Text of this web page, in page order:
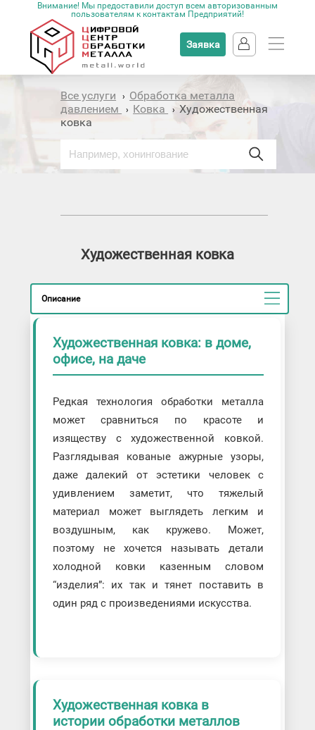
Внимание! Мы предоставили доступ всем авторизованным
пользователям к контактам Предприятий!
Заявка
Все услуги › Обработка металла
давлением
› Ковка ›Художественная
ковка
Художественная ковка
Описание
Художественная ковка: в доме,
офисе, на даче
Редкая технология обработки металла
может сравниться по красоте и
изяществу с художественной ковкой.
Разглядывая кованые ажурные узоры,
даже далекий от эстетики человек с
удивлением заметит, что тяжелый
материал может выглядеть легким и
воздушным, как кружево. Может,
поэтому не хочется называть детали
холодной ковки казенным словом
“изделия”: их так и тянет поставить в
один ряд с произведениями искусства.
Художественная ковка в
истории обработки металлов